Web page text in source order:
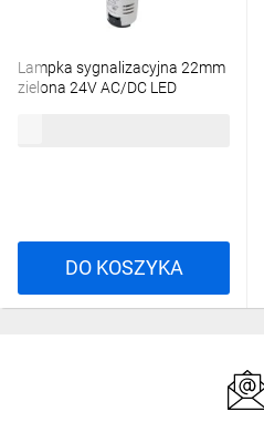
Lampka sygnalizacyjna 22mm
zielona 24V AC/DC LED
DO KOSZYKA